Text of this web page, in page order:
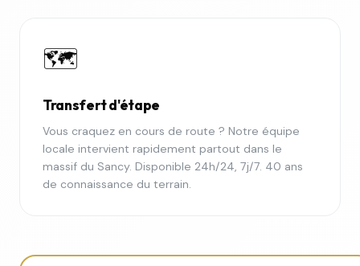
🗺️
Transfert d'étape
Vous craquez en cours de route ? Notre équipe
locale intervient rapidement partout dans le
massif du Sancy. Disponible 24h/24, 7j/7. 40 ans
de connaissance du terrain.